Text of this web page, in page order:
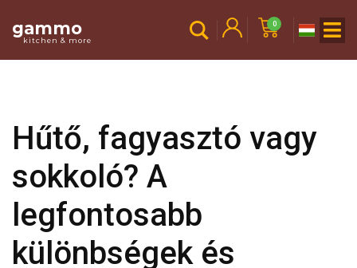
gammo
kitchen & more
0
Hűtő, fagyasztó vagy
sokkoló? A
legfontosabb
különbségek és